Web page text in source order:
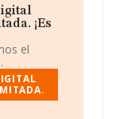
'%cnae%',
en
en Calle
1, (35640), La
¡Es
el